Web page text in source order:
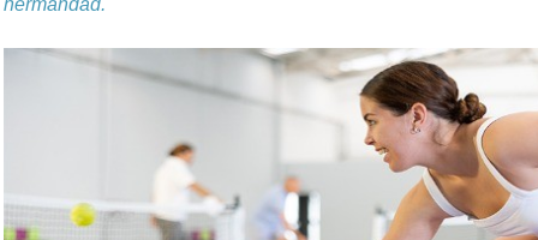
hermandad.